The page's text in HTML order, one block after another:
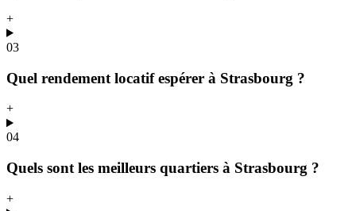
+
03
Quel rendement locatif espérer à Strasbourg ?
+
04
Quels sont les meilleurs quartiers à Strasbourg ?
+